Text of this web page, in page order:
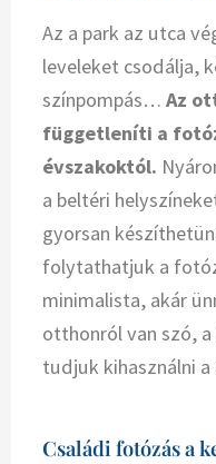
Az a park az utca
leveleket csodálja,
színpompás…Az
függetleníti a
évszakoktól.
a beltéri
gyorsan
folytathatjuk a
minimalista, akár
otthonról van szó,
tudjuk kihasználni
Családi fotózás a